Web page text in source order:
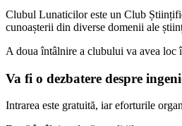
Clubul Lunaticilor este un Club
cunoașterii din diverse domenii ale
A doua întâlnire a clubului va avea loc
Va fi o dezbatere despre
Intrarea este gratuită, iar eforturile